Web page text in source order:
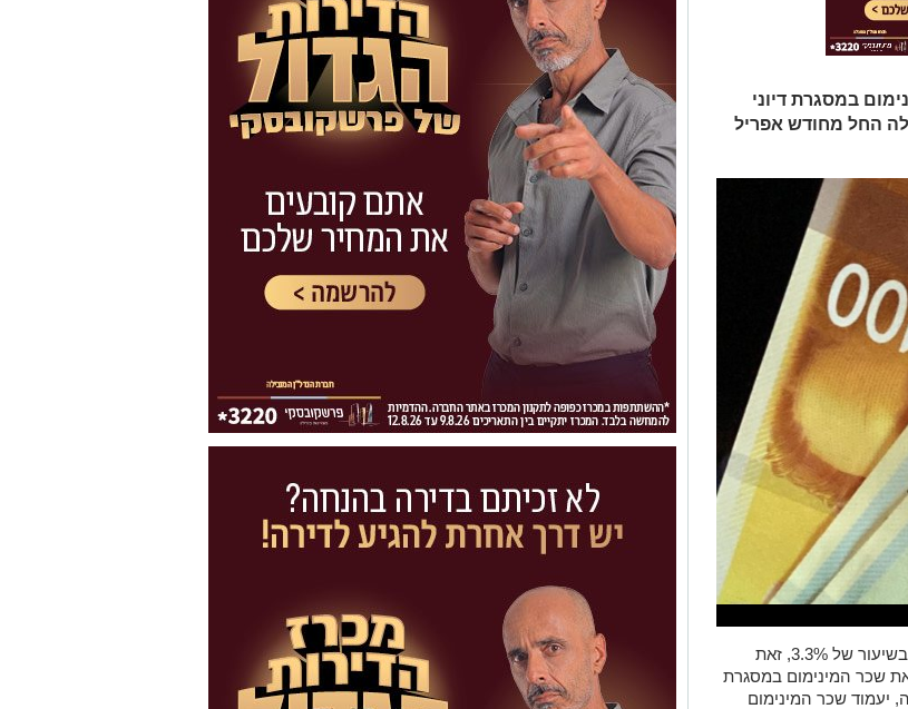
במסגרת דיוני
יעלה החל מחודש אפריל
3.3%, זאת
שכר המינימום במסגרת
העבודה, יעמוד שכר המינימום